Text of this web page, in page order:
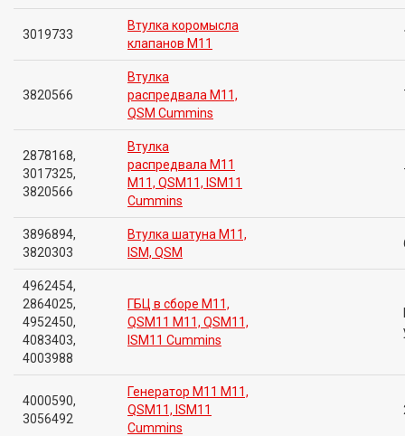
3019733
Втулка коромысла
клапанов M11
3820566
Втулка
распредвала M11,
QSM Cummins
2878168,
3017325,
3820566
Втулка
распредвала M11
M11, QSM11, ISM11
Cummins
3896894,
3820303
Втулка шатуна M11,
ISM, QSM
4962454,
2864025,
4952450,
4083403,
4003988
ГБЦ в сборе M11,
QSM11 M11, QSM11,
ISM11 Cummins
4000590,
3056492
Генератор M11 M11,
QSM11, ISM11
Cummins